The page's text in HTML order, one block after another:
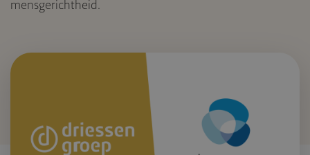
mensgerichtheid.